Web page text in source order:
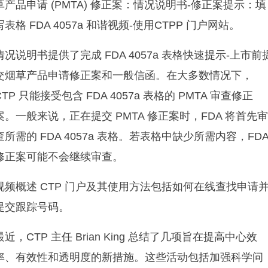
产品申请 (PMTA) 修正案：情况说明书-修正案提示：填
表格 FDA 4057a 和谐视频-使用CTPP 门户网站。
况说明书提供了完成 FDA 4057a 表格快速提示-上市前
烟草产品申请修正案和一般信函。在大多数情况下，
只能接受包含 FDA 4057a 表格的 PMTA 审查修正
。一般来说，正在提交 PMTA 修正案时，FDA 将首先审
所需的 FDA 4057a 表格。若表格中缺少所需内容，
正案可能不会继续审查。
频概述 CTP 门户及其使用方法包括如何在线查找申请
交跟踪号码。
近，CTP 主任 Brian King 总结了几项旨在提高中心效
、有效性和透明度的新措施。这些活动包括加强科学问